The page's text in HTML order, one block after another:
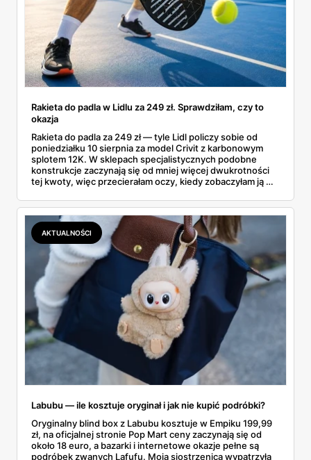
Rakieta do padla w Lidlu za 249 zł. Sprawdziłam, czy to
okazja
Rakieta do padla za 249 zł — tyle Lidl policzy sobie od
poniedziałku 10 sierpnia za model Crivit z karbonowym
splotem 12K. W sklepach specjalistycznych podobne
konstrukcje zaczynają się od mniej więcej dwukrotności
tej kwoty, więc przecierałam oczy, kiedy zobaczyłam ją w
najszybciej rosnący sport w Polsce: kortów przybywa
lawinowo, a chętnych jeszcze szybciej. Sprawdziłam, co
dokładnie dostajemy za te pieniądze i komu taka rakieta
faktycznie wystarczy.
AKTUALNOŚCI
Labubu — ile kosztuje oryginał i jak nie kupić podróbki?
Oryginalny blind box z Labubu kosztuje w Empiku 199,99
zł, na oficjalnej stronie Pop Mart ceny zaczynają się od
około 18 euro, a bazarki i internetowe okazje pełne są
podróbek zwanych Lafufu. Moja siostrzenica wypatrzyła